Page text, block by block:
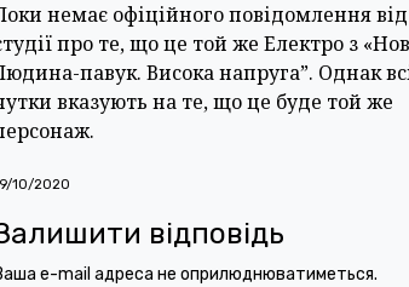
немає офіційного повідомлення від
про те, що це той же Електро з
павук. Висока напруга”. Однак
вказують на те, що це буде той же
10/2020
відповідь
e-mail адреса не оприлюднюватиметься.